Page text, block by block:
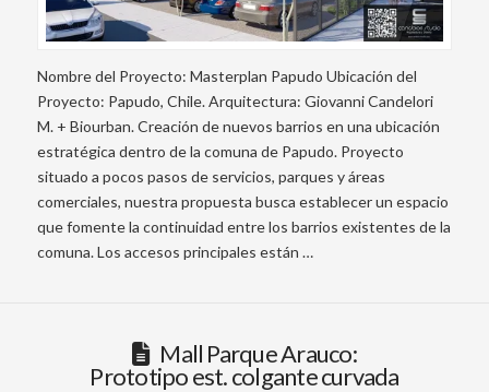
Nombre del Proyecto: Masterplan Papudo Ubicación del
Proyecto: Papudo, Chile. Arquitectura: Giovanni Candelori
M. + Biourban. Creación de nuevos barrios en una ubicación
estratégica dentro de la comuna de Papudo. Proyecto
situado a pocos pasos de servicios, parques y áreas
comerciales, nuestra propuesta busca establecer un espacio
que fomente la continuidad entre los barrios existentes de la
comuna. Los accesos principales están …
Mall Parque Arauco:
Prototipo est. colgante curvada